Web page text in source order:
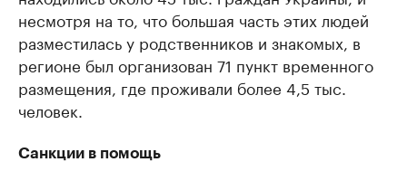
несмотря на то, что большая часть этих людей
разместилась у родственников и знакомых, в
регионе был организован 71 пункт временного
размещения, где проживали более 4,5 тыс.
человек.
Санкции в помощь